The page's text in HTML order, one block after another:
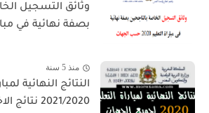
وثائق التسجيل
بصفة نهائية في مباراة
منذ 5 سنة
النتائج النهائية
2021/2020